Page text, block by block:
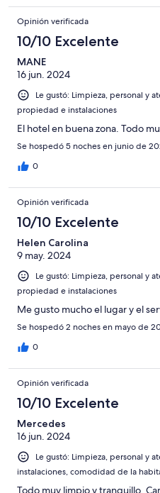
Opinión verificada
10/10 Excelente
MANE
16 jun. 2024
Le gustó: Limpieza, personal y
propiedad e instalaciones
El hotel en buena zona. Todo
Se hospedó 5 noches en junio de
0
Opinión verificada
10/10 Excelente
Helen Carolina
9 may. 2024
Le gustó: Limpieza, personal y
propiedad e instalaciones
Me gusto mucho el lugar y el
Se hospedó 2 noches en mayo de
0
Opinión verificada
10/10 Excelente
Mercedes
16 jun. 2024
Le gustó: Limpieza, personal y
instalaciones, comodidad de la
Todo muy limpio y tranquillo.